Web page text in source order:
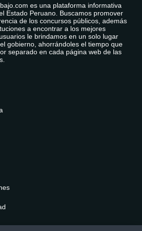
es una plataforma informativa
Estado Peruano. Buscamos promover
de los concursos públicos, además
a encontrar a los mejores
le brindamos en un solo lugar
gobierno, ahorrándoles el tiempo que
separado en cada página web de las